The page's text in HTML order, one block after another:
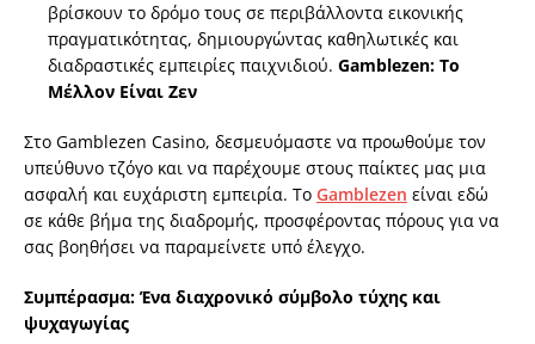
βρίσκουν το δρόμο τους σε περιβάλλοντα εικονικής
πραγματικότητας, δημιουργώντας καθηλωτικές και
διαδραστικές εμπειρίες παιχνιδιού. Gamblezen: Το
Μέλλον Είναι Ζεν
Στο Gamblezen Casino, δεσμευόμαστε να προωθούμε τον
υπεύθυνο τζόγο και να παρέχουμε στους παίκτες μας μια
ασφαλή και ευχάριστη εμπειρία. Το Gamblezen είναι εδώ
σε κάθε βήμα της διαδρομής, προσφέροντας πόρους για να
σας βοηθήσει να παραμείνετε υπό έλεγχο.
Συμπέρασμα: Ένα διαχρονικό σύμβολο τύχης και
ψυχαγωγίας